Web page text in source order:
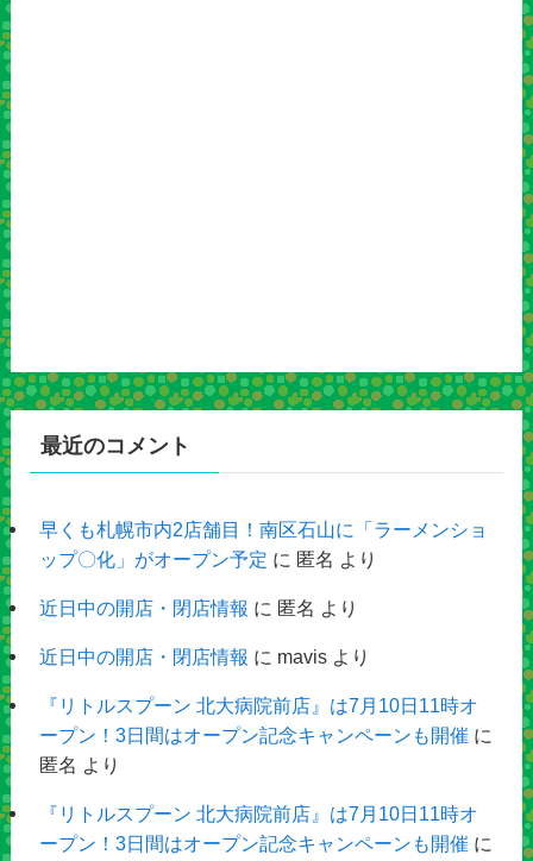
最近のコメント
早くも札幌市内2店舗目！南区石山に「ラーメンショ
ップ〇化」がオープン予定 に 匿名 より
近日中の開店・閉店情報 に 匿名 より
近日中の開店・閉店情報 に mavisより
『リトルスプーン 北大病院前店』は7月10日11時オ
ープン！3日間はオープン記念キャンペーンも開催 に
匿名 より
『リトルスプーン 北大病院前店』は7月10日11時オ
ープン！3日間はオープン記念キャンペーンも開催 に